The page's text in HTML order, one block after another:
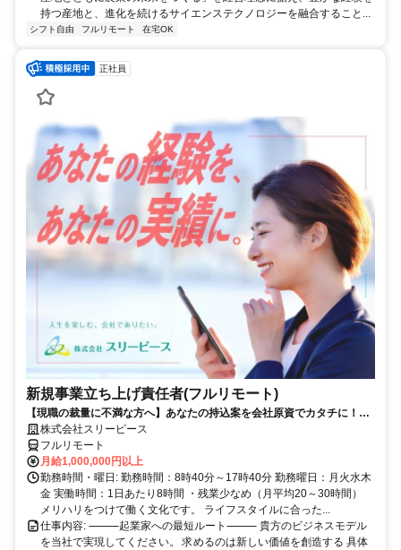
持つ産地と、進化を続けるサイエンステクノロジーを融合すること...
シフト自由 フルリモート 在宅OK
正社員
新規事業立ち上げ責任者(フルリモート)
【現職の裁量に不満な方へ】あなたの持込案を会社原資でカタチに！最
短6ヶ月で共同経営者の道へ
株式会社スリーピース
フルリモート
月給1,000,000円以上
勤務時間・曜日: 勤務時間：8時40分～17時40分 勤務曜日：月火水木
金 実働時間：1日あたり8時間 ・残業少なめ（月平均20～30時間）
メリハリをつけて働く文化です。 ライフスタイルに合った...
仕事内容: ⸻起業家への最短ルート⸻ 貴方のビジネスモデル
を当社で実現してください。 求めるのは新しい価値を創造する 具体